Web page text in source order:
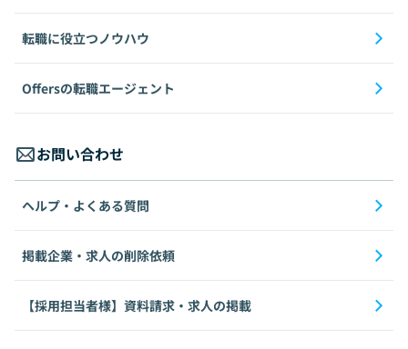
転職に役立つノウハウ
Offersの転職エージェント
お問い合わせ
ヘルプ・よくある質問
掲載企業・求人の削除依頼
【採用担当者様】資料請求・求人の掲載